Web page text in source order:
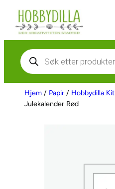
Hopp
innhold
Products
search
Hjem / Papir / Hobbydilla Kit
Julekalender Rød